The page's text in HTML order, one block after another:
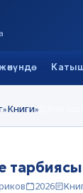
»Книги»
2026